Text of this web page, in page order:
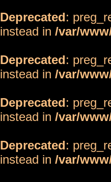
Deprecated:
instead in /var/
Deprecated:
instead in /var/
Deprecated:
instead in /var/
Deprecated:
instead in /var/